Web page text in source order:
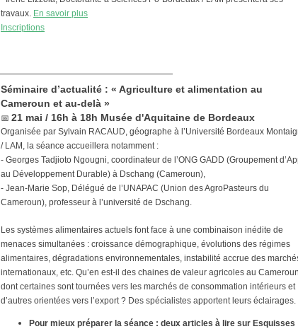
travaux. En savoir plus
Inscriptions
Séminaire d’actualité : « Agriculture et alimentation au
Cameroun et au-delà »
📅 21 mai / 16h à 18h Musée d'Aquitaine de Bordeaux
Organisée par Sylvain RACAUD, géographe à l’Université Bordeaux
/ LAM, la séance accueillera notamment :
- Georges Tadjioto Ngougni, coordinateur de l’ONG GADD (Groupement
au Développement Durable) à Dschang (Cameroun),
- Jean-Marie Sop, Délégué de l’UNAPAC (Union des AgroPasteurs du
Cameroun), professeur à l’université de Dschang.
Les systèmes alimentaires actuels font face à une combinaison inédite de
menaces simultanées : croissance démographique, évolutions des régimes
alimentaires, dégradations environnementales, instabilité accrue des
internationaux, etc. Qu’en est-il des chaines de valeur agricoles au
dont certaines sont tournées vers les marchés de consommation intérieurs et
d’autres orientées vers l’export ? Des spécialistes apportent leurs éclairages.
Pour mieux préparer la séance : deux articles à lire sur Esquisses